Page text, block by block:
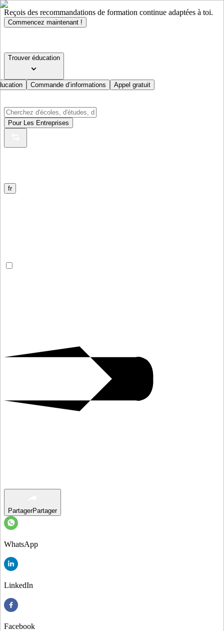
Reçois des recommandations de formation continue adaptées à toi.
Commencez maintenant !
Trouver éducation
Commande d’informations Appel gratuit
Pour Les Entreprises
fr
PartagerPartager
WhatsApp
LinkedIn
Facebook